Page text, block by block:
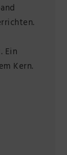
Ein
Kern.